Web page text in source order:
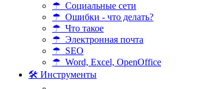
☂ Социальные сети
☂ Ошибки - что делать?
☂ Что такое
☂ Электронная почта
☂ SEO
☂ Word, Excel, OpenOffice
🛠 Инструменты